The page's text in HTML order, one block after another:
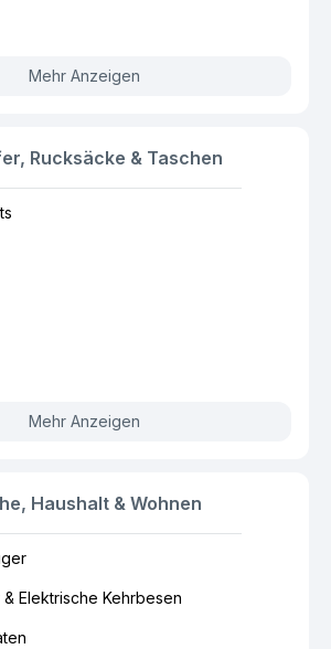
Mehr Anzeigen
Rucksäcke & Taschen
Mehr Anzeigen
Haushalt & Wohnen
Elektrische Kehrbesen